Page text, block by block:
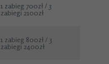
1 zabieg 700zł / 3
zabiegi 2100zł
1 zabieg 800zł / 3
zabiegi 2400zł